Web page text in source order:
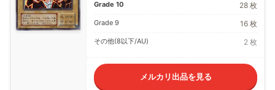
Grade 10 28 枚
Grade 9 16 枚
その他(8以下/AU) 2 枚
メルカリ出品を見る